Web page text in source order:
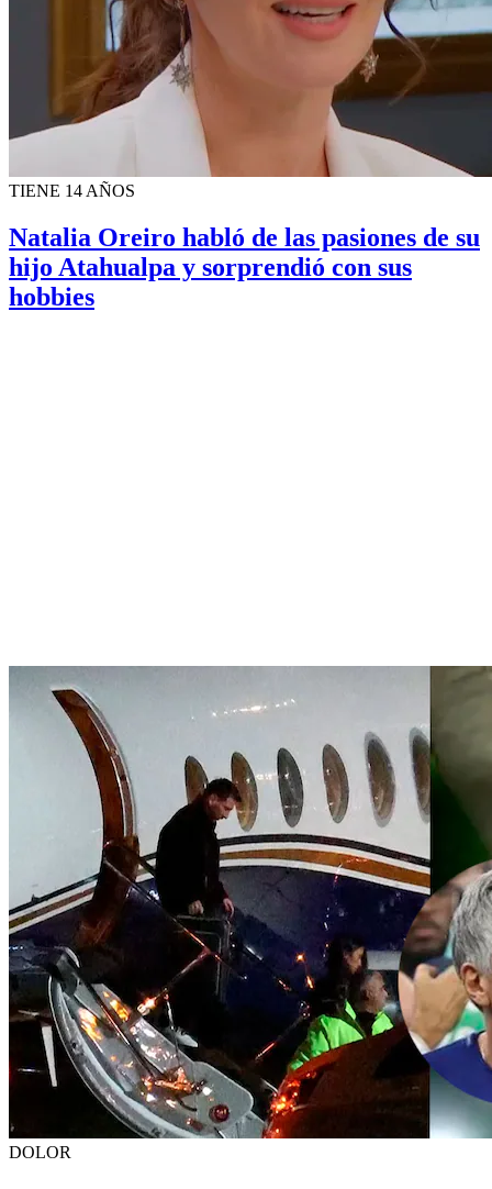
TIENE 14 AÑOS
Natalia Oreiro habló de las pasiones de su
hijo Atahualpa y sorprendió con sus
hobbies
DOLOR